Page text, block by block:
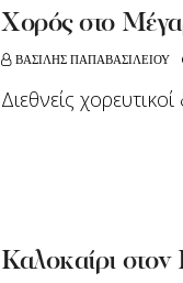
Xoρός στο
ΒΑΣΙΛΗΣ ΠΑΠΑΒΑΣΙΛΕΙΟΥ
Διεθνείς
Καλοκαίρι